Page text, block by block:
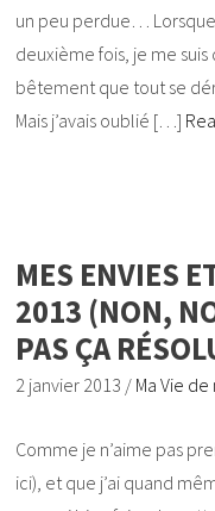
un peu perdue…
deuxième fois, je me
bêtement que tout se
Mais j’avais oublié […]
MES ENVIES
2013 (NON,
PAS ÇA
2 janvier 2013 / Ma Vie
Comme je n’aime pas
ici), et que j’ai quand